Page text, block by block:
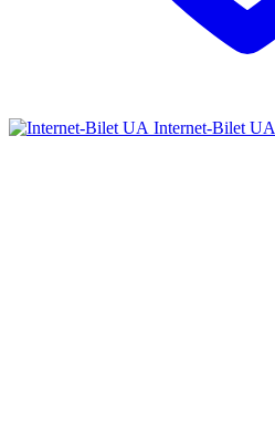
Internet-Bilet UA